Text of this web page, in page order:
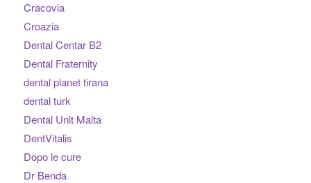
Cracovia
Croazia
Dental Centar B2
Dental Fraternity
dental planet tirana
dental turk
Dental Unit Malta
DentVitalis
Dopo le cure
Dr Benda